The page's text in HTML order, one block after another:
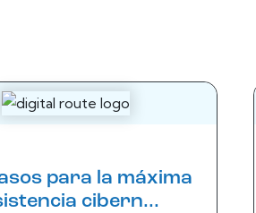
para la máxima
cibern...